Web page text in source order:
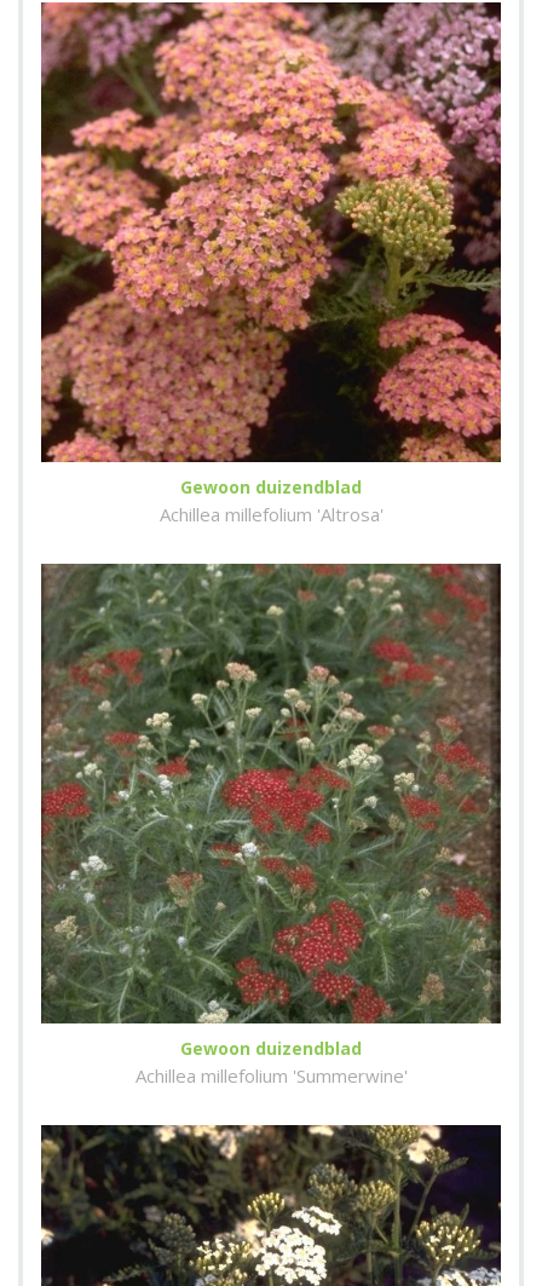
Gewoon duizendblad
Achillea millefolium 'Altrosa'
Gewoon duizendblad
Achillea millefolium 'Summerwine'